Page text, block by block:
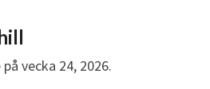
vecka 24, 2026.